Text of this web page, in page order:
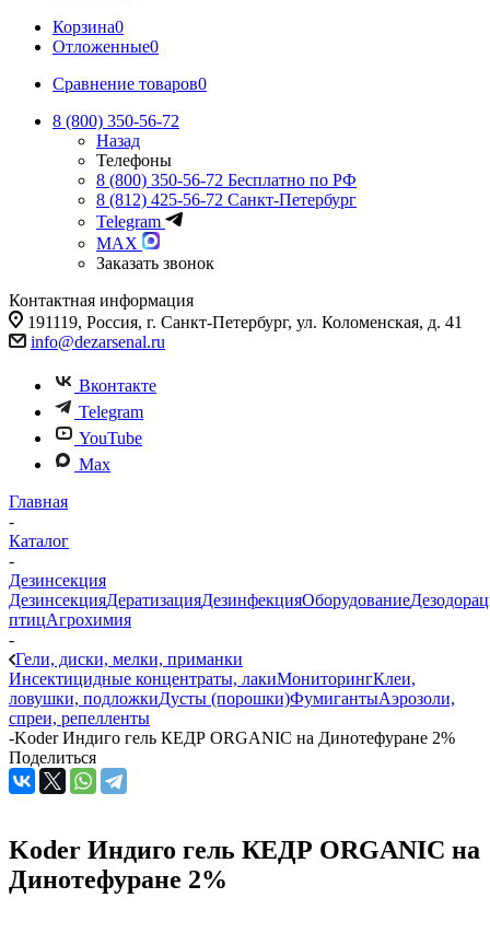
Корзина0
Отложенные0
Сравнение товаров0
8 (800) 350-56-72
Назад
Телефоны
8 (800) 350-56-72 Бесплатно по РФ
8 (812) 425-56-72 Санкт-Петербург
Telegram
MAX
Заказать звонок
Контактная информация
191119, Россия, г. Санкт-Петербург, ул. Коломенская, д. 41
info@dezarsenal.ru
Вконтакте
Telegram
YouTube
Max
Главная
-
Каталог
-
Дезинсекция
ДезинсекцияДератизацияДезинфекцияОборудование
птицАгрохимия
-
Гели, диски, мелки, приманки
Инсектицидные концентраты, лакиМониторингКлеи,
ловушки, подложкиДусты (порошки)ФумигантыАэрозоли,
спреи, репелленты
-Koder Индиго гель КЕДР ORGANIC на Динотефуране 2%
Поделиться
Koder Индиго гель КЕДР ORGANIC на
Динотефуране 2%